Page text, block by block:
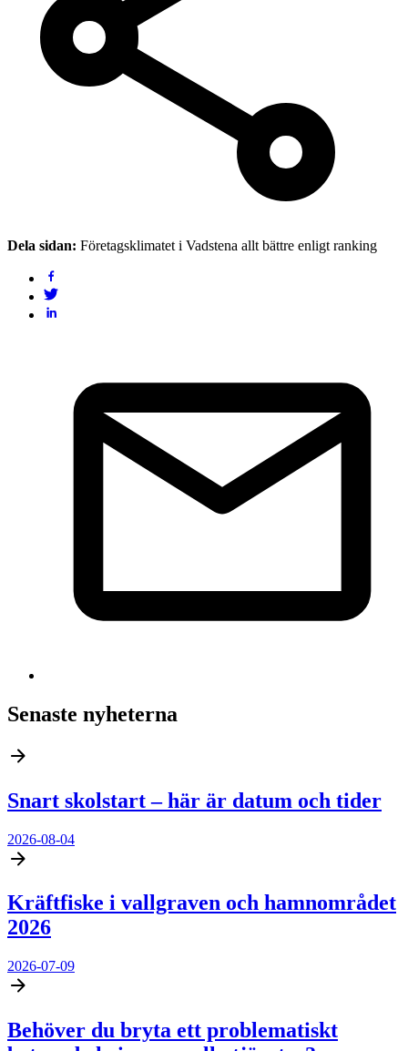
Dela sidan: Företagsklimatet i Vadstena allt bättre enligt ranking
Senaste nyheterna
Snart skolstart – här är datum och tider
2026-08-04
Kräftfiske i vallgraven och hamnområdet
2026
2026-07-09
Behöver du bryta ett problematiskt